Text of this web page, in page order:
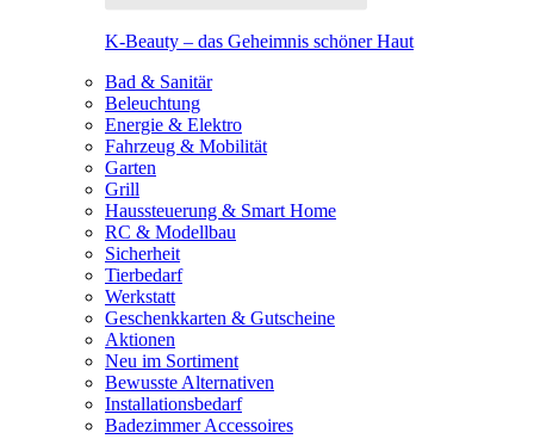
K-Beauty – das Geheimnis schöner Haut
Bad & Sanitär
Beleuchtung
Energie & Elektro
Fahrzeug & Mobilität
Garten
Grill
Haussteuerung & Smart Home
RC & Modellbau
Sicherheit
Tierbedarf
Werkstatt
Geschenkkarten & Gutscheine
Aktionen
Neu im Sortiment
Bewusste Alternativen
Installationsbedarf
Badezimmer Accessoires